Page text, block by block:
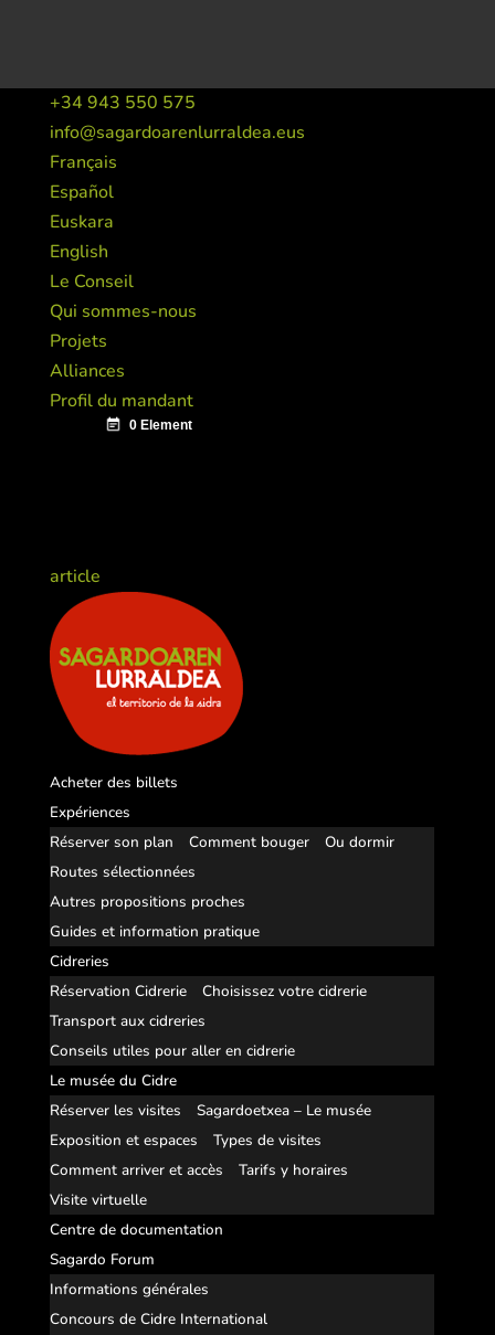
+34 943 550 575
info@sagardoarenlurraldea.eus
Français
Español
Euskara
English
Le Conseil
Qui sommes-nous
Projets
Alliances
Profil du mandant
article
Acheter des billets
Expériences
Réserver son plan
Comment bouger
Ou dormir
Routes sélectionnées
Autres propositions proches
Guides et information pratique
Cidreries
Réservation Cidrerie
Choisissez votre cidrerie
Transport aux cidreries
Conseils utiles pour aller en cidrerie
Le musée du Cidre
Réserver les visites
Sagardoetxea – Le musée
Exposition et espaces
Types de visites
Comment arriver et accès
Tarifs y horaires
Visite virtuelle
Centre de documentation
Sagardo Forum
Informations générales
Concours de Cidre International